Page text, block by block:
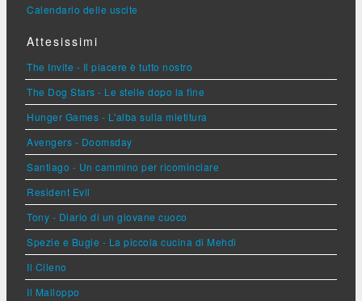
Calendario delle uscite
Attesissimi
The Invite - Il piacere è tutto nostro
The Dog Stars - Le stelle dopo la fine
Hunger Games - L'alba sulla mietitura
Avengers - Doomsday
Santiago - Un cammino per ricominciare
Resident Evil
Tony - Diario di un giovane cuoco
Spezie e Bugie - La piccola cucina di Mehdi
Il Cileno
Il Malloppo